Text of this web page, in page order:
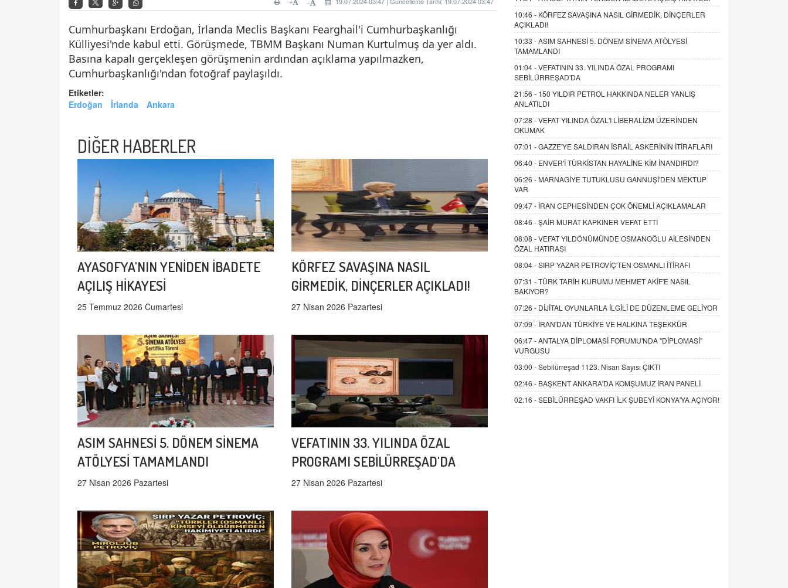
Cumhurbaşkanı Erdoğan, İrlanda Meclis Başkanı Fearghail'i Cumhurbaşkanlığı
Külliyesi'nde kabul etti. Görüşmede, TBMM Başkanı Numan Kurtulmuş da yer aldı.
Basına kapalı gerçekleşen görüşmenin ardından açıklama yapılmazken,
Cumhurbaşkanlığı'ndan fotoğraf paylaşıldı.
Etiketler:
Erdoğan
İrlanda Ankara
DİĞER HABERLER
AYASOFYA'NIN YENİDEN İBADETE
AÇILIŞ HİKAYESİ
25 Temmuz 2026 Cumartesi
KÖRFEZ SAVAŞINA NASIL
GİRMEDİK, DİNÇERLER AÇIKLADI!
27 Nisan 2026 Pazartesi
ASIM SAHNESİ 5. DÖNEM SİNEMA
ATÖLYESİ TAMAMLANDI
27 Nisan 2026 Pazartesi
VEFATININ 33. YILINDA ÖZAL
PROGRAMI SEBİLÜRREŞAD'DA
27 Nisan 2026 Pazartesi
10:46 - KÖRFEZ SAVAŞINA NASIL GİRMEDİK, DİNÇERLER
AÇIKLADI!
10:33 -ASIM SAHNESİ 5. DÖNEM SİNEMA ATÖLYESİ
TAMAMLANDI
01:04 -VEFATININ 33. YILINDA ÖZAL PROGRAMI
SEBİLÜRREŞAD'DA
21:56 - 150 YILDIR PETROL HAKKINDA NELER YANLIŞ
ANLATILDI
07:28 -VEFAT YILINDA ÖZAL'I LİBERALİZM ÜZERİNDEN
OKUMAK
07:01 -GAZZE'YE SALDIRAN İSRAİL ASKERİNİN İTİRAFLARI
06:40 - ENVER'İ TÜRKİSTAN HAYALİNE KİM İNANDIRDI?
06:26 - MARNAGİYE TUTUKLUSU GANNUŞİ'DEN MEKTUP
VAR
09:47 - İRAN CEPHESİNDEN ÇOK ÖNEMLİ AÇIKLAMALAR
08:46 -ŞAİR MURAT KAPKINER VEFAT ETTİ
08:08 -VEFAT YILDÖNÜMÜNDE OSMANOĞLU AİLESİNDEN
ÖZAL HATIRASI
08:04 -SIRP YAZAR PETROVİÇ'TEN OSMANLI İTİRAFI
07:31 -TÜRK TARİH KURUMU MEHMET AKİF'E NASIL
BAKIYOR?
07:26 - DİJİTAL OYUNLARLA İLGİLİ DE DÜZENLEME GELİYOR
07:09 - İRAN'DAN TÜRKİYE VE HALKINA TEŞEKKÜR
06:47 -ANTALYA DİPLOMASİ FORUMU'NDA "DİPLOMASİ"
VURGUSU
03:00 -Sebilürreşad 1123. Nisan Sayısı ÇIKTI
02:46 - BAŞKENT ANKARA'DA KOMŞUMUZ İRAN PANELİ
02:16 -SEBİLÜRREŞAD VAKFI İLK ŞUBEYİ KONYA'YA AÇIYOR!